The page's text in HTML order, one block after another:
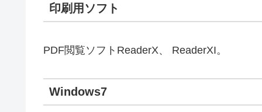
印刷用ソフト
PDF閲覧ソフトReaderX、 ReaderXI。
Windows7